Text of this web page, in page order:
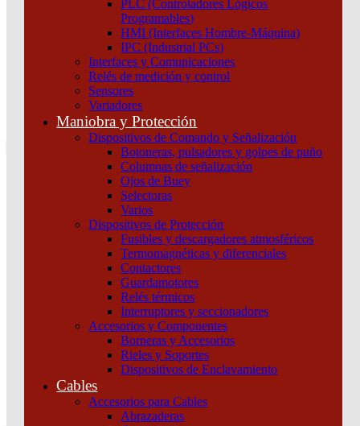
PLC (Controladores Lógicos
Programables)
HMI (Interfaces Hombre-Máquina)
IPC (Industrial PCs)
Interfaces y Comunicaciones
Relés de medición y control
Sensores
Variadores
Maniobra y Protección
Dispositivos de Comando y Señalización
Botoneras, pulsadores y golpes de puño
Columnas de señalización
Ojos de Buey
Selectoras
Varios
Dispositivos de Protección
Fusibles y descargadores atmosféricos
Termomagnéticas y diferenciales
Contactores
Guardamotores
Relés térmicos
Interruptores y seccionadores
Accesorios y Componentes
Borneras y Accesorios
Rieles y Soportes
Dispositivos de Enclavamiento
Cables
Accesorios para Cables
Abrazaderas
Atención por WhatsApp
Tu pedido
¿Que estas buscando hoy?
Atención telefónica
Atención por WhatsApp